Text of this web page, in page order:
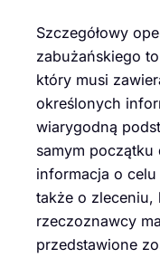
Szczegółowy
zabużańskiego
który musi
określonych
wiarygodną
samym
informacja o
także o zleceniu,
rzeczoznawcy
przedstawione